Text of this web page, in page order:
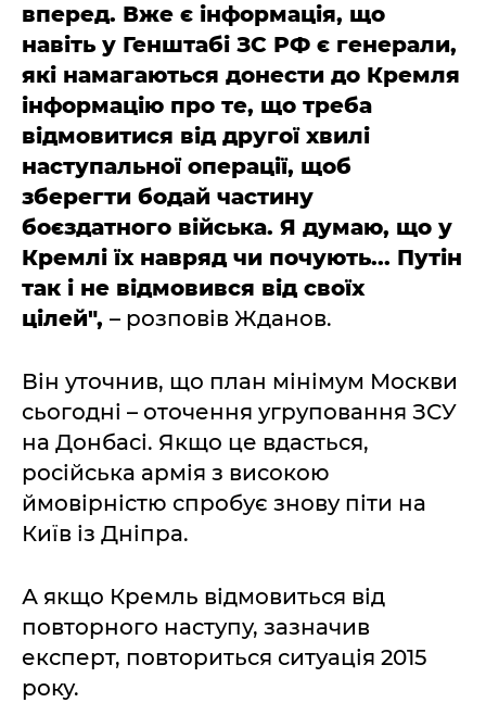
вперед. Вже є інформація, що
навіть у Генштабі ЗС РФ є генерали,
які намагаються донести до Кремля
інформацію про те, що треба
відмовитися від другої хвилі
наступальної операції, щоб
зберегти бодай частину
боєздатного війська. Я думаю, що у
Кремлі їх навряд чи почують... Путін
так і не відмовився від своїх
цілей", – розповів Жданов.
Він уточнив, що план мінімум Москви
сьогодні – оточення угруповання ЗСУ
на Донбасі. Якщо це вдасться,
російська армія з високою
ймовірністю спробує знову піти на
Київ із Дніпра.
А якщо Кремль відмовиться від
повторного наступу, зазначив
експерт, повториться ситуація 2015
року.